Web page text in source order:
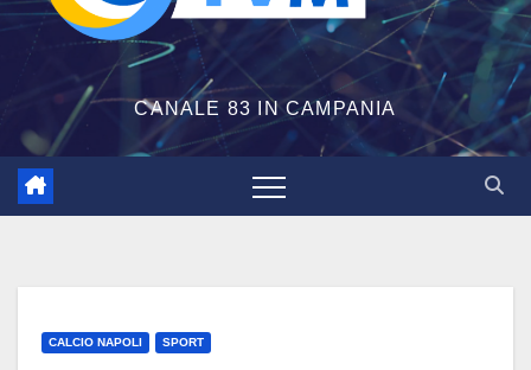
CANALE 83 IN CAMPANIA
CALCIO NAPOLI SPORT